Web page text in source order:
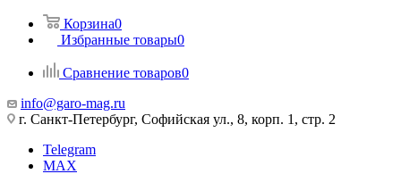
Корзина0
Избранные товары0
Сравнение товаров0
info@garo-mag.ru
г. Санкт-Петербург, Софийская ул., 8, корп. 1, стр. 2
Telegram
MAX